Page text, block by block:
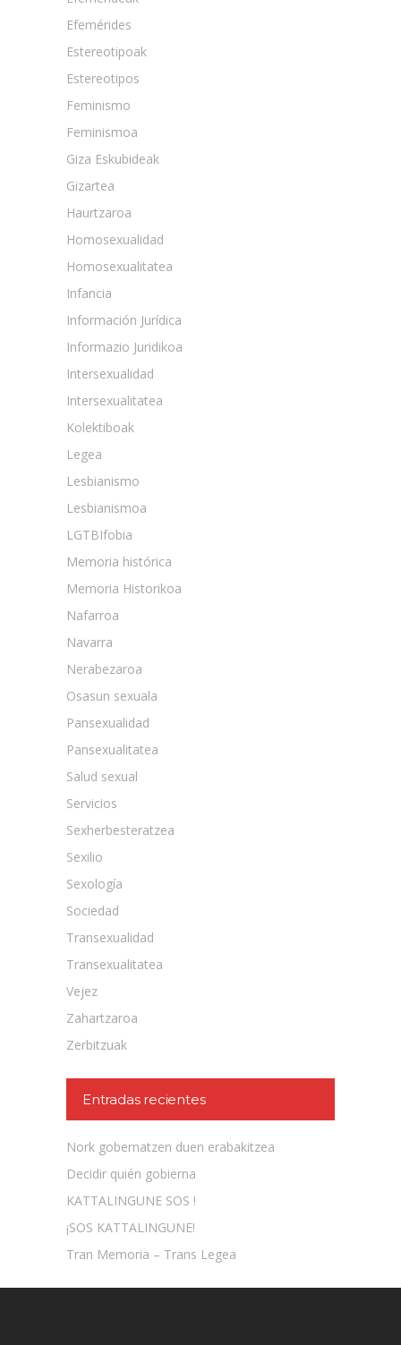
Efemérides
Estereotipoak
Estereotipos
Feminismo
Feminismoa
Giza Eskubideak
Gizartea
Haurtzaroa
Homosexualidad
Homosexualitatea
Infancia
Información Jurídica
Informazio Juridikoa
Intersexualidad
Intersexualitatea
Kolektiboak
Legea
Lesbianismo
Lesbianismoa
LGTBIfobia
Memoria histórica
Memoria Historikoa
Nafarroa
Navarra
Nerabezaroa
Osasun sexuala
Pansexualidad
Pansexualitatea
Salud sexual
Servicios
Sexherbesteratzea
Sexilio
Sexología
Sociedad
Transexualidad
Transexualitatea
Vejez
Zahartzaroa
Zerbitzuak
Entradas recientes
Nork gobernatzen duen erabakitzea
Decidir quién gobierna
KATTALINGUNE SOS !
¡SOS KATTALINGUNE!
Tran Memoria – Trans Legea